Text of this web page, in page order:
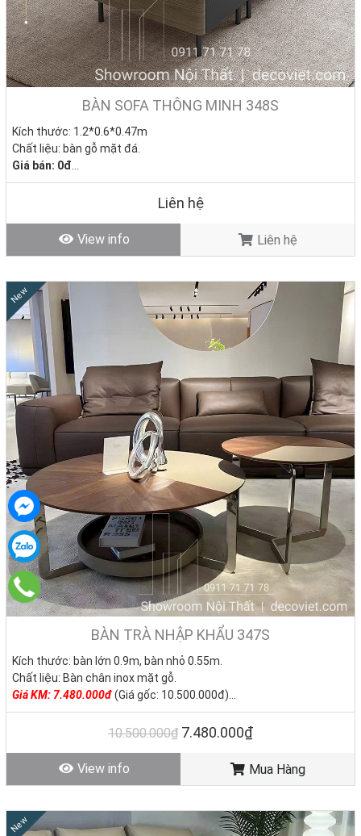
BÀN SOFA THÔNG MINH 348S
Kích thước: 1.2*0.6*0.47m
Chất liệu: bàn gỗ mặt đá.
Giá bán: 0đ
Tình trạng: Hàng mới - Còn hàng
Liên hệ
View info Liên hệ
New
BÀN TRÀ NHẬP KHẨU 347S
Kích thước: bàn lớn 0.9m, bàn nhỏ 0.55m.
Chất liệu: Bàn chân inox mặt gỗ.
Giá KM: 7.480.000đ(Giá gốc: 10.500.000đ)
Tình trạng: Hàng mới - Còn hàng
10.500.000₫ 7.480.000₫
View info Mua Hàng
New